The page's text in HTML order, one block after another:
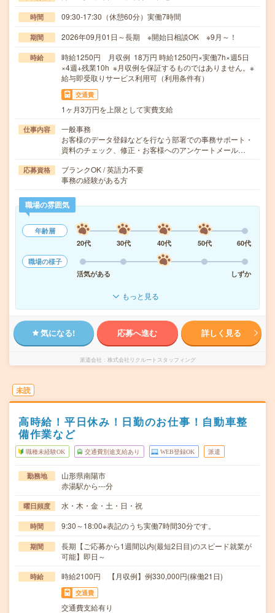
時間 09:30-17:30（休憩60分）実働7時間
期間 2026年09月01日～長期 ※開始日相談OK ※9月～！
時給
時給1250円 月収例 18万円 時給1250円×実働7h×週5日
×4週+残業10h ※月収例を保証するものではありません。※
給与即受取りサービス利用可（利用条件有）
交通費
1ヶ月3万円を上限として実費支給
仕事内容
一般事務
お客様のデータ登録などを行なう部署での事務サポート・
資料のチェック、修正・お客様へのアンケートメール…
応募資格
ブランクOK / 英語力不要
事務の経験がある方
職場の雰囲気
年齢層
20代
30代 40代 50代
60代
職場の様子
活気がある
しずか
もっと見る
気になる! 応募へ進む 詳しく見る
派遣会社 株式会社リクルートスタッフィング
未読
高時給！平日休み！日勤のお仕事！自動車整
備作業など
職種未経験OK 交通費別途支給あり WEB登録OK 派遣
勤務地
山形県南陽市
赤湯駅から---分
曜日頻度 水・木・金・土・日・祝
時間 9:30～18:00※表記のうち実働7時間30分です。
期間
長期【ご応募から1週間以内(最短2日目)のスピード就業が
可能】即日～
時給 時給2100円 【月収例】例330,000円(稼働21日)
交通費
交通費支給有り